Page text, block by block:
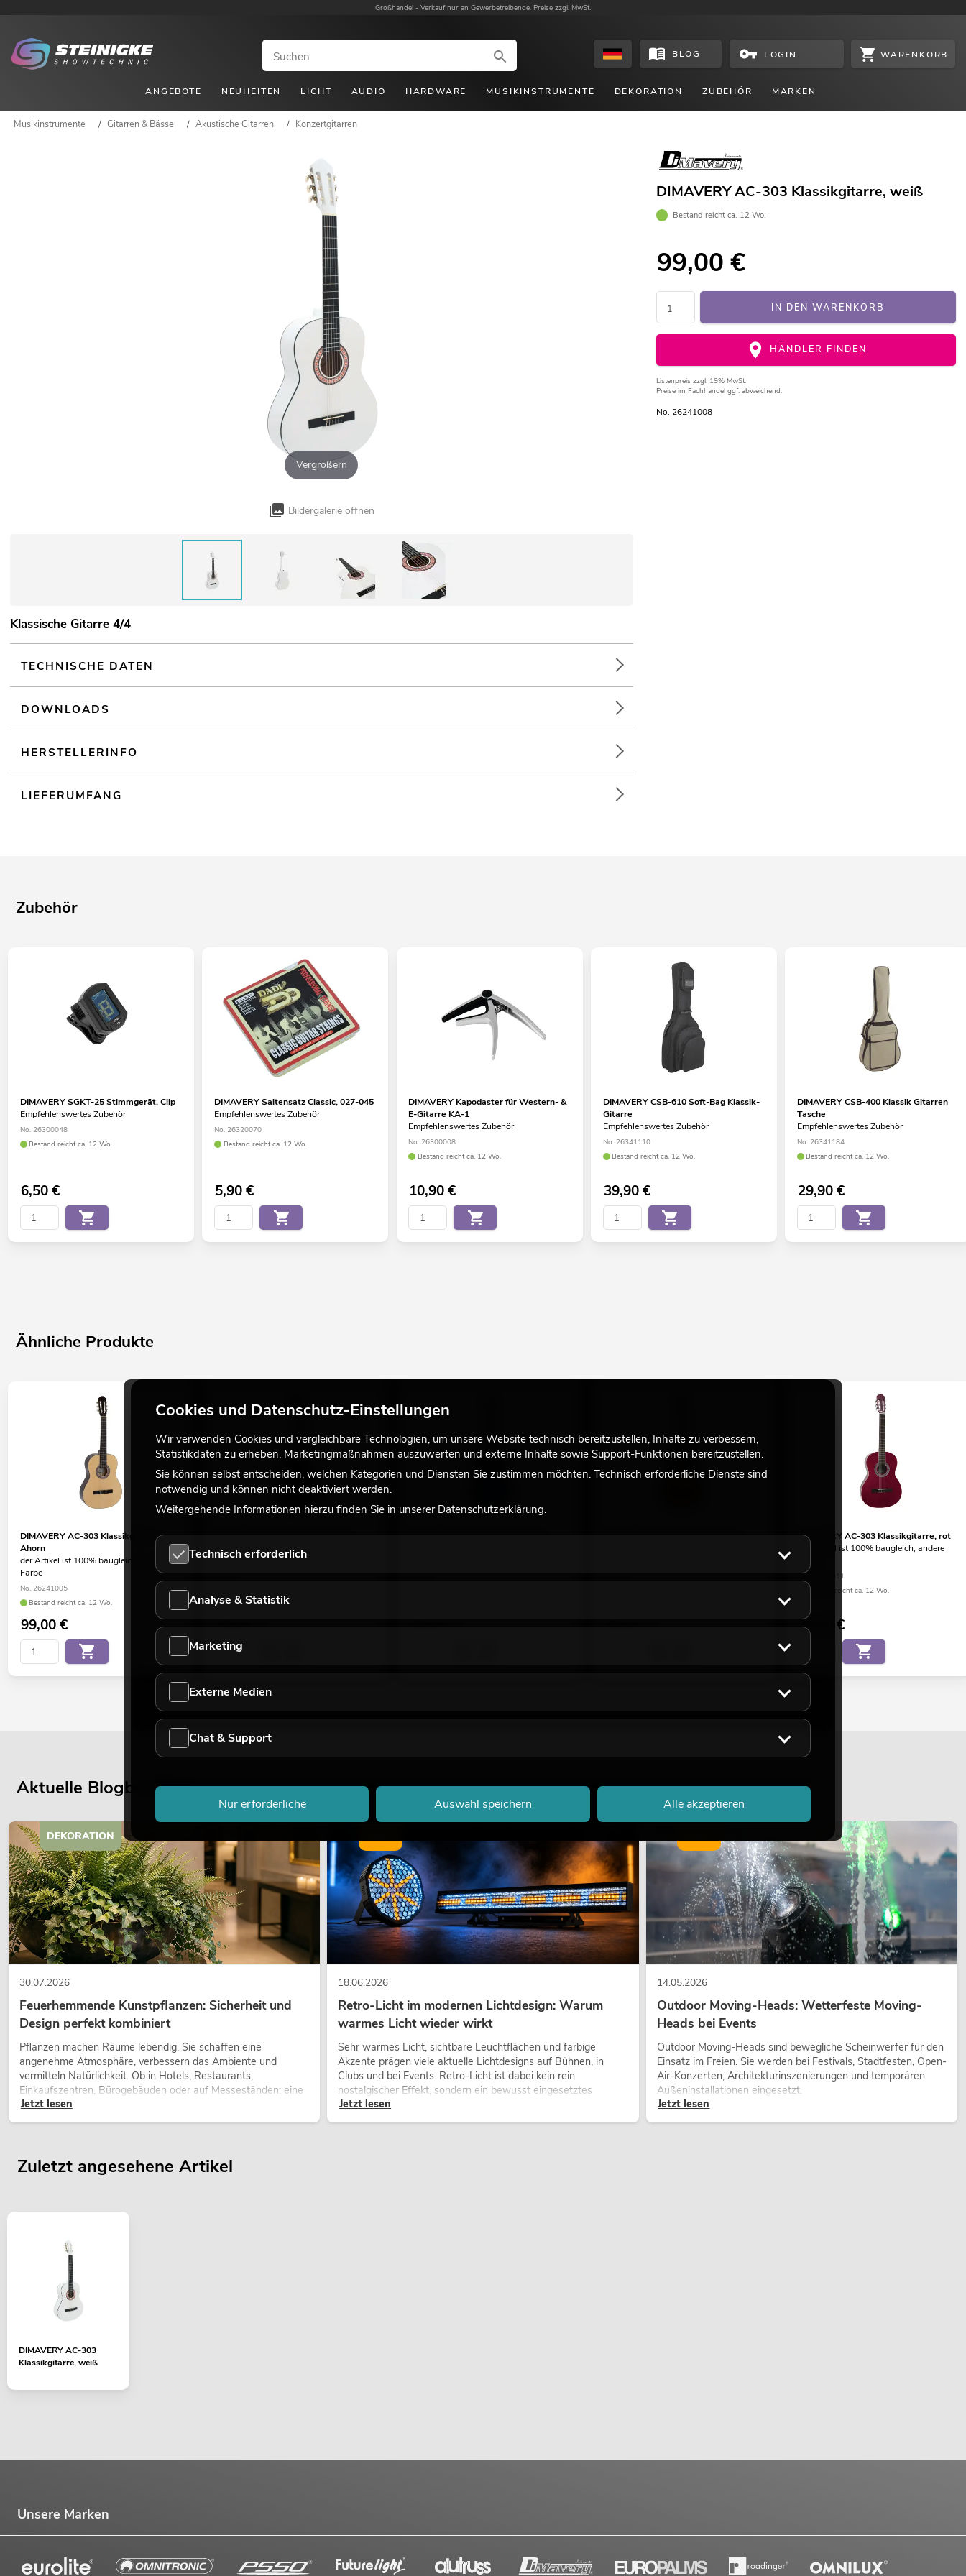
Großhandel - Verkauf nur an Gewerbetreibende. Preise zzgl. MwSt.
BLOG LOGIN WARENKORB
ANGEBOTE NEUHEITEN LICHT AUDIO HARDWARE MUSIKINSTRUMENTE DEKORATION ZUBEHÖR MARKEN
Musikinstrumente / Gitarren & Bässe / Akustische Gitarren / Konzertgitarren
Vergrößern
Bildergalerie öffnen
DIMAVERY AC-303 Klassikgitarre, weiß
Bestand reicht ca. 12 Wo.
99,00 €
IN DEN WARENKORB
HÄNDLER FINDEN
Listenpreis zzgl. 19% MwSt.
Preise im Fachhandel ggf. abweichend.
No. 26241008
Klassische Gitarre 4/4
TECHNISCHE DATEN
DOWNLOADS
HERSTELLERINFO
LIEFERUMFANG
Zubehör
DIMAVERY SGKT-25 Stimmgerät, Clip
Empfehlenswertes Zubehör
No. 26300048
Bestand reicht ca. 12 Wo.
6,50€
DIMAVERY Saitensatz Classic, 027-045
Empfehlenswertes Zubehör
No. 26320070
Bestand reicht ca. 12 Wo.
5,90€
DIMAVERY Kapodaster für Western- &
E-Gitarre KA-1
Empfehlenswertes Zubehör
No. 26300008
Bestand reicht ca. 12 Wo.
10,90€
DIMAVERY CSB-610 Soft-Bag Klassik-
Gitarre
Empfehlenswertes Zubehör
No. 26341110
Bestand reicht ca. 12 Wo.
39,90€
DIMAVERY CSB-400 Klassik Gitarren
Tasche
Empfehlenswertes Zubehör
No. 26341184
Bestand reicht ca. 12 Wo.
29,90€
Ähnliche Produkte
DIMAVERY AC-303 Klassikgitarre,
Ahorn
der Artikel ist 100% baugleich, andere
Farbe
No. 26241005
Bestand reicht ca. 12 Wo.
99,00€
DIMAVERY AC-303 Klassikgitarre,
schwarz
der Artikel ist 100% baugleich, andere
Farbe
Bestand reicht ca. 12 Wo.
99,00€
DIMAVERY AC-303 Klassikgitarre,
Farbe
99,00€
DIMAVERY AC-303 Klassikgitarre,
Farbe
99,00€
DIMAVERY AC-303 Klassikgitarre, rot
der Artikel ist 100% baugleich, andere
No. 26241011
Bestand reicht ca. 12 Wo.
99,00 €
Aktuelle Blogbeiträge
30.07.2026
Feuerhemmende Kunstpflanzen: Sicherheit und
Design perfekt kombiniert
Pflanzen machen Räume lebendig. Sie schaffen eine
angenehme Atmosphäre, verbessern das Ambiente und
vermitteln Natürlichkeit. Ob in Hotels, Restaurants,
Einkaufszentren, Bürogebäuden oder auf Messeständen: eine
hochwertige Begrünung gehört heute längst zum modernen
Raumkonzept.
Jetzt lesen
DEKORATION
18.06.2026
Retro-Licht im modernen Lichtdesign: Warum
warmes Licht wieder wirkt
Sehr warmes Licht, sichtbare Leuchtflächen und farbige
Akzente prägen viele aktuelle Lichtdesigns auf Bühnen, in
Clubs und bei Events. Retro-Licht ist dabei kein rein
nostalgischer Effekt, sondern ein bewusst eingesetztes
Gestaltungsmittel: Es schafft Atmosphäre, gibt Szenen
Charakter und kann technische LED-Setups emotionaler
Jetzt lesen
14.05.2026
Outdoor Moving-Heads: Wetterfeste Moving-
Heads bei Events
Outdoor Moving-Heads sind bewegliche Scheinwerfer für den
Einsatz im Freien. Sie werden bei Festivals, Stadtfesten, Open-
Air-Konzerten, Architekturinszenierungen und temporären
Außeninstallationen eingesetzt.
Jetzt lesen
Zuletzt angesehene Artikel
DIMAVERY AC-303
Klassikgitarre, weiß
Unsere Marken
Cookies und Datenschutz-Einstellungen
Wir verwenden Cookies und vergleichbare Technologien, um unsere Website technisch bereitzustellen, Inhalte zu verbessern,
Statistikdaten zu erheben, Marketingmaßnahmen auszuwerten und externe Inhalte sowie Support-Funktionen bereitzustellen.
Sie können selbst entscheiden, welchen Kategorien und Diensten Sie zustimmen möchten. Technisch erforderliche Dienste sind
notwendig und können nicht deaktiviert werden.
Weitergehende Informationen hierzu finden Sie in unserer Datenschutzerklärung.
Technisch erforderlich
Analyse & Statistik
Marketing
Externe Medien
Chat & Support
Nur erforderliche Auswahl speichern Alle akzeptieren